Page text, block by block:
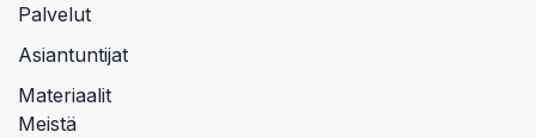
Palvelut
Asiantuntijat
Materiaalit
Meistä